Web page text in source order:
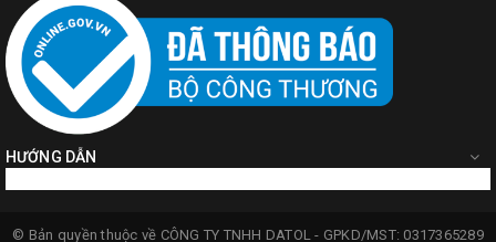
HƯỚNG DẪN
© Bản quyền thuộc về CÔNG TY TNHH DATOL - GPKD/MST: 0317365289